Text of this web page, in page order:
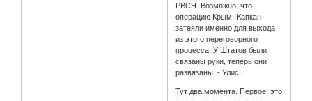
РВСН. Возможно, что
операцию Крым- Капкан
затеяли именно для выхода
из этого переговорного
процесса. У Штатов были
связаны руки, теперь они
развязаны. - Улис.
Тут два момента. Первое, это